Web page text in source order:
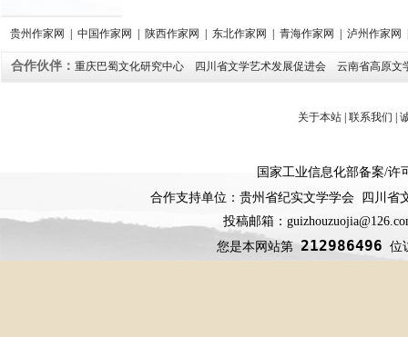
贵州作家网 | 中国作家网 | 陕西作家网 | 东北作家网 | 青海作家网 | 泸州作家网
合作伙伴： 重庆巴蜀文化研究中心 四川省文学艺术发展促进会 云南省高原文
关于本站| 联系我们 |
国家工业信息化部备案/许
合作支持单位：贵州省纪实文学学会 四川
投稿邮箱：
您是本网站第212986496